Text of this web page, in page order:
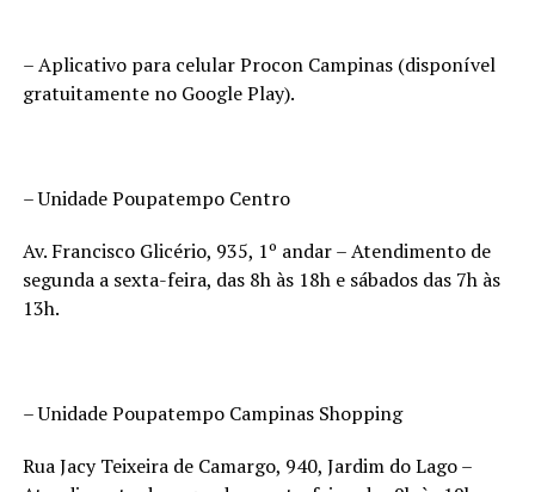
– Aplicativo para celular Procon Campinas (disponível
gratuitamente no Google Play).
– Unidade Poupatempo Centro
Av. Francisco Glicério, 935, 1º andar – Atendimento de
segunda a sexta-feira, das 8h às 18h e sábados das 7h às
13h.
– Unidade Poupatempo Campinas Shopping
Rua Jacy Teixeira de Camargo, 940, Jardim do Lago –